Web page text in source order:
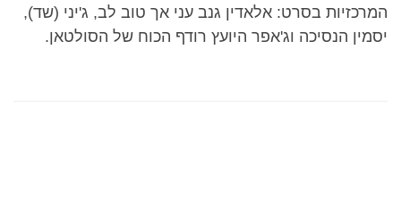
המרכזיות בסרט: אלאדין גנב עני אך טוב לב, ג'יני (שד),
יסמין הנסיכה וג'אפר היועץ רודף הכוח של הסולטאן.